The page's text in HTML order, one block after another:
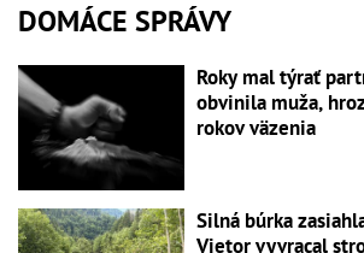
DOMÁCE SPRÁVY
Roky mal týrať
obvinila muža,
rokov väzenia
Silná búrka
Vietor vyvracal